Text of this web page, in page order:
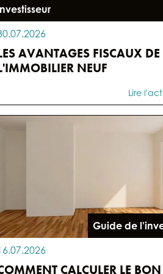
AVANTAGES FISCAUX DE
NEUF
Lire
Guide de
CALCULER LE BON